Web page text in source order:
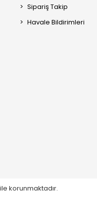
Sipariş Takip
Havale Bildirimleri
korunmaktadır.